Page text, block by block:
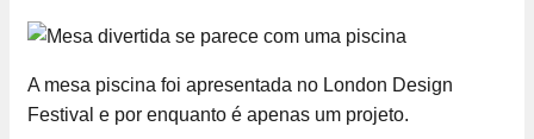
A mesa piscina foi apresentada no London Design
Festival e por enquanto é apenas um projeto.